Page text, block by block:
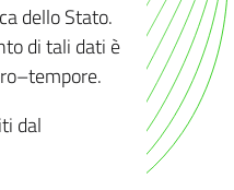
dello Stato.
di tali dati è
dal